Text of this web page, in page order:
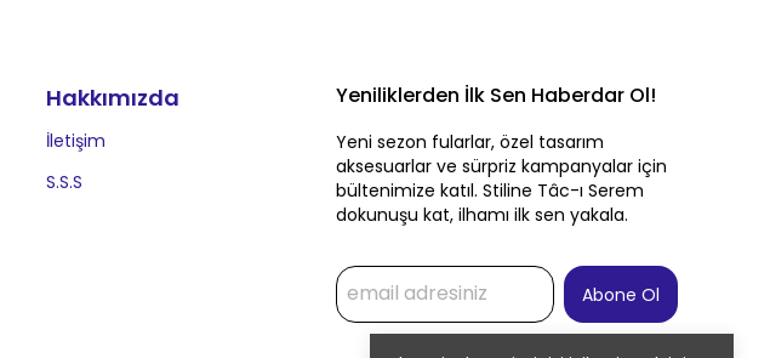
Hakkımızda
İletişim
S.S.S
Yeniliklerden İlk Sen Haberdar Ol!
Yeni sezon fularlar, özel tasarım
aksesuarlar ve sürpriz kampanyalar için
bültenimize katıl. Stiline Tâc-ı Serem
dokunuşu kat, ilhamı ilk sen yakala.
Abone Ol